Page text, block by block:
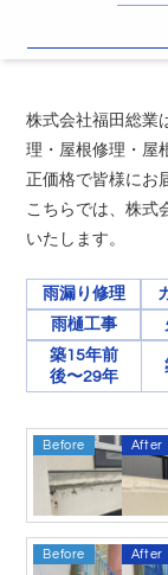
株式会社福田総業
理・屋根修理・屋
正価格で皆様にお
こちらでは、株式
いたします。
雨漏り修理
雨樋工事
築15年前
後〜29年
Before After
Before After